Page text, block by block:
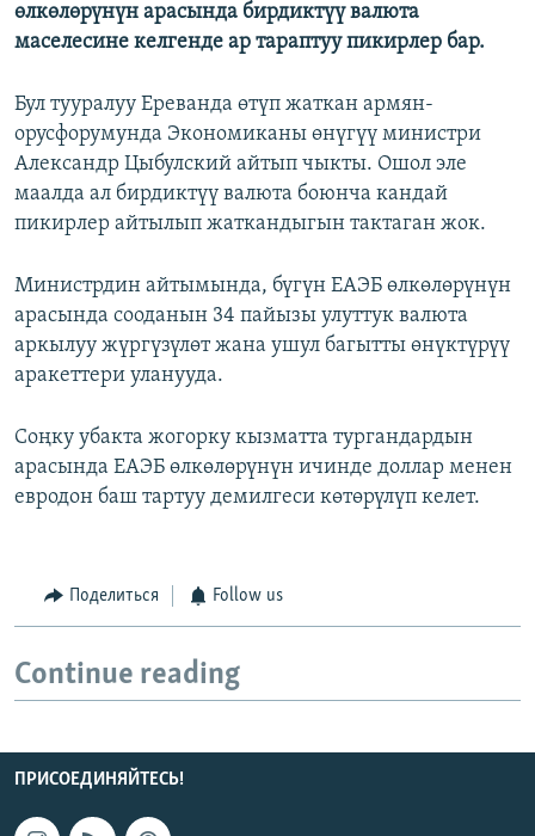
өлкөлөрүнүн арасында бирдиктүү валюта
маселесине келгенде ар тараптуу пикирлер бар.
Бул тууралуу Ереванда өтүп жаткан армян-
орусфорумунда Экономиканы өнүгүү министри
Александр Цыбулский айтып чыкты. Ошол эле
маалда ал бирдиктүү валюта боюнча кандай
пикирлер айтылып жаткандыгын тактаган жок.
Министрдин айтымында, бүгүн ЕАЭБ өлкөлөрүнүн
арасында сооданын 34 пайызы улуттук валюта
аркылуу жүргүзүлөт жана ушул багытты өнүктүрүү
аракеттери уланууда.
Соңку убакта жогорку кызматта тургандардын
арасында ЕАЭБ өлкөлөрүнүн ичинде доллар менен
евродон баш тартуу демилгеси көтөрүлүп келет.
Поделиться Follow us
Continue reading
ПРИСОЕДИНЯЙТЕСЬ!